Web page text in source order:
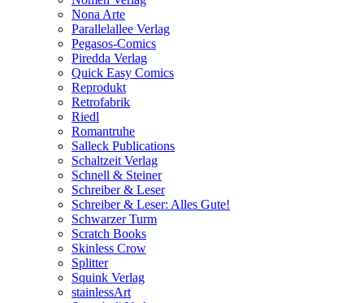
Nona Arte
Parallelallee Verlag
Pegasos-Comics
Piredda Verlag
Quick Easy Comics
Reprodukt
Retrofabrik
Riedl
Romantruhe
Salleck Publications
Schaltzeit Verlag
Schnell & Steiner
Schreiber & Leser
Schreiber & Leser: Alles Gute!
Schwarzer Turm
Scratch Books
Skinless Crow
Splitter
Squink Verlag
stainlessArt